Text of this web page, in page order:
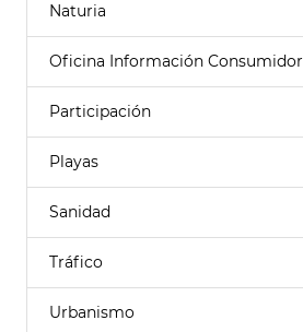
Naturia
Oficina Información Consumidor
Participación
Playas
Sanidad
Tráfico
Urbanismo